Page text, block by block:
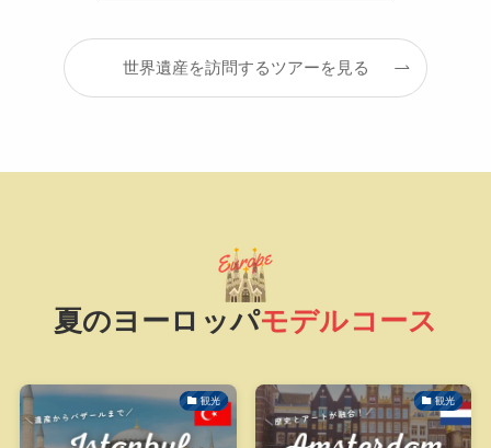
世界遺産を訪問するツアーを見る
夏のヨーロッパモデルコース
観光 観光